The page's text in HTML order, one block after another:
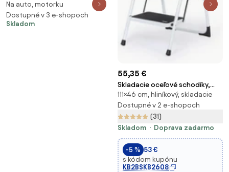
hliníkové oká, zelená, 4 x 3 m
Na auto, motorku
Dostupné v 3 e-shopoch
Skladom
55,35 €
Skladacie oceľové schodíky,
700 mm, 3 stupne
111×46 cm, hliníkový, skladacie
Dostupné v 2 e-shopoch
(31)
Skladom
Doprava zadarmo
-5 % 53 €
s kódom kupónu
KB2BSKB2608